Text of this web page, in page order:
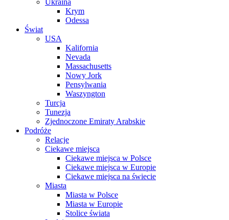
Krym
Odessa
Świat
USA
Kalifornia
Nevada
Massachusetts
Nowy Jork
Pensylwania
Waszyngton
Turcja
Tunezja
Zjednoczone Emiraty Arabskie
Podróże
Relacje
Ciekawe miejsca
Ciekawe miejsca w Polsce
Ciekawe miejsca w Europie
Ciekawe miejsca na świecie
Miasta
Miasta w Polsce
Miasta w Europie
Stolice świata